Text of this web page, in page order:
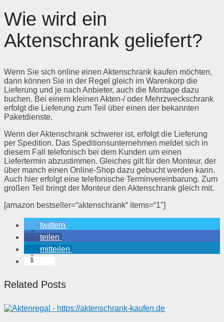
Wie wird ein
Aktenschrank geliefert?
Wenn Sie sich online einen Aktenschrank kaufen möchten,
dann können Sie in der Regel gleich im Warenkorp die
Lieferung und je nach Anbieter, auch die Montage dazu
buchen. Bei einem kleinen Akten-/ oder Mehrzweckschrank
erfolgt die Lieferung zum Teil über einen der bekannten
Paketdienste.
Wenn der Aktenschrank schwerer ist, erfolgt die Lieferung
per Spedition. Das Speditionsunternehmen meldet sich in
diesem Fall telefonisch bei dem Kunden um einen
Liefertermin abzustimmen. Gleiches gilt für den Monteur, der
über manch einen Online-Shop dazu gebucht werden kann.
Auch hier erfolgt eine telefonische Terminvereinbarung. Zum
großen Teil bringt der Monteur den Aktenschrank gleich mit.
[amazon bestseller=“aktenschrank“ items=“1″]
twittern
teilen
mitteilen
Related Posts